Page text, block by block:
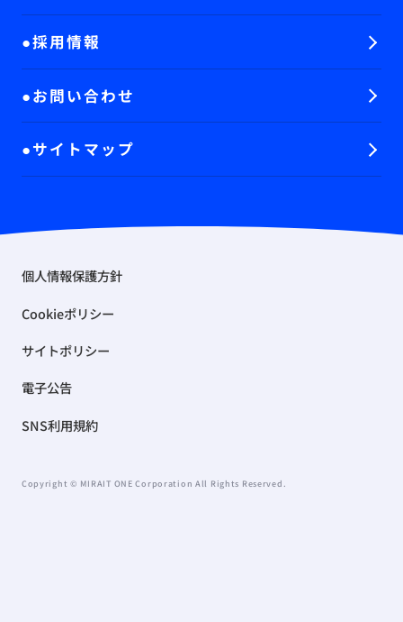
採用情報
お問い合わせ
サイトマップ
個人情報保護方針
Cookieポリシー
サイトポリシー
電子公告
SNS利用規約
Copyright © MIRAIT ONE Corporation All Rights Reserved.